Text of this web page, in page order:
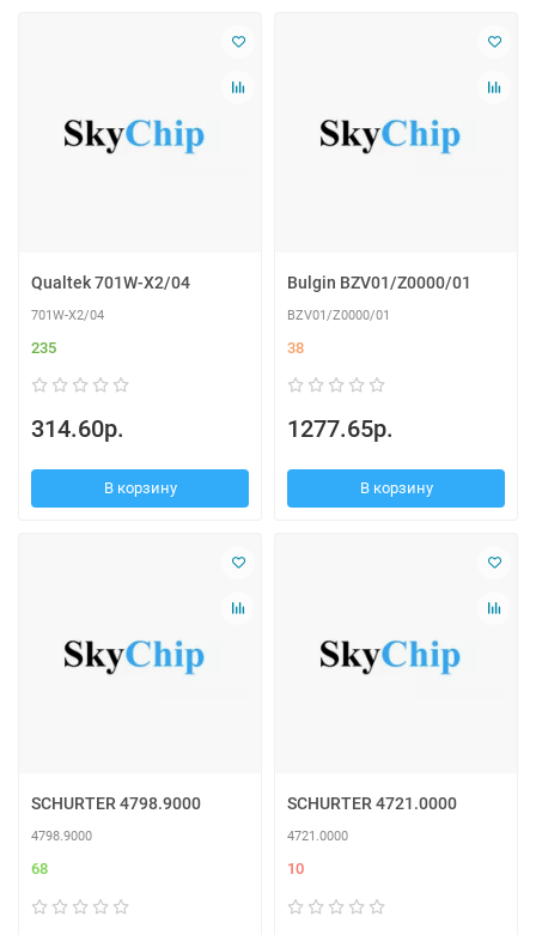
Qualtek 701W-X2/04
701W-X2/04
235
314.60р.
В корзину
Bulgin BZV01/Z0000/01
BZV01/Z0000/01
38
1277.65р.
В корзину
SCHURTER 4798.9000
4798.9000
68
SCHURTER 4721.0000
4721.0000
10